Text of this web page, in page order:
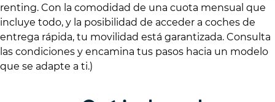
renting. Con la comodidad de una cuota mensual que
incluye todo, y la posibilidad de acceder a coches de
entrega rápida, tu movilidad está garantizada. Consulta
las condiciones y encamina tus pasos hacia un modelo
que se adapte a ti.)